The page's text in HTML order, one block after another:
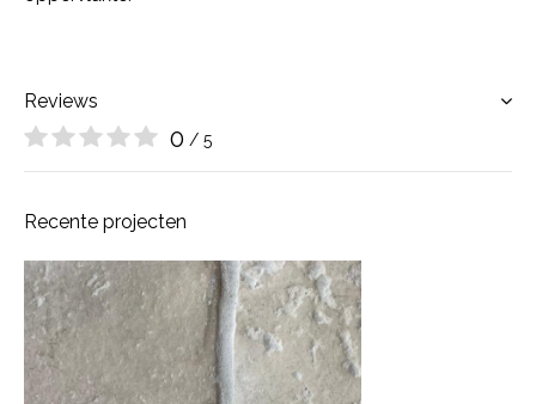
Reviews
0 / 5
Recente projecten